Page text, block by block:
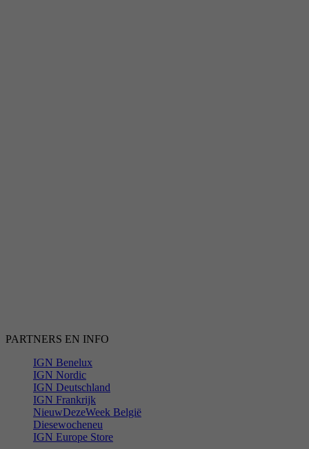
PARTNERS EN INFO
IGN Benelux
IGN Nordic
IGN Deutschland
IGN Frankrijk
NieuwDezeWeek België
Diesewocheneu
IGN Europe Store